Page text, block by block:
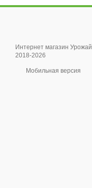
Интернет магазин Урожай
2018-2026
Мобильная версия